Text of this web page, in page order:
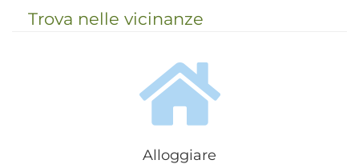
dintorni di Merano che comprende
la media Val d'Adige, la conca
d'Ultimo e la Val Senales...
Trova nelle vicinanze
Alloggiare